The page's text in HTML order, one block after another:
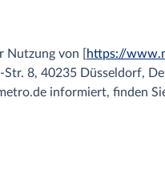
von [ https://
8, 40235 Düsseldorf,
informiert, finden